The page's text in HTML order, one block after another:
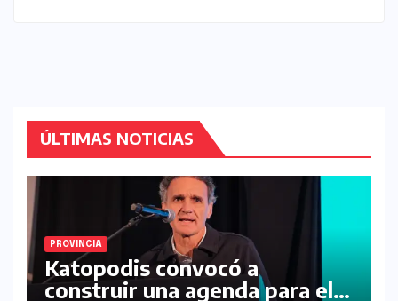
ÚLTIMAS NOTICIAS
PROVINCIA
Katopodis convocó a
construir una agenda para el